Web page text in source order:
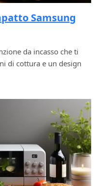
Samsung
da incasso che ti
di cottura e un design